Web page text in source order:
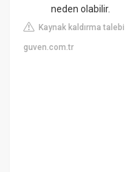
neden olabilir.
Kaynak kaldırma talebi
guven.com.tr